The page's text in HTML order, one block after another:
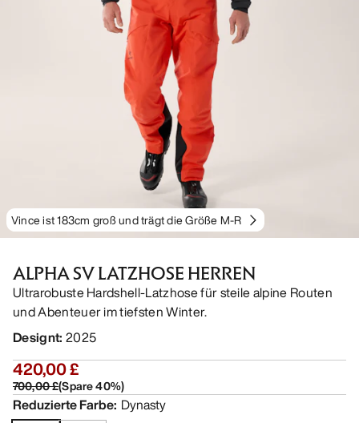
Vince ist 183cm groß und trägt die Größe M-R
ALPHA SV LATZHOSE HERREN
Ultrarobuste Hardshell-Latzhose für steile alpine Routen
und Abenteuer im tiefsten Winter.
Designt: 2025
420,00 £
700,00 £(Spare40%)
Reduzierte Farbe: Dynasty